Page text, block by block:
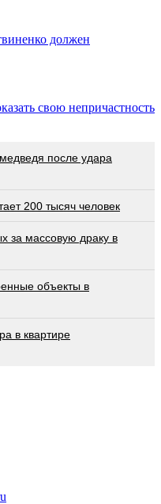
должен
свою непричастность
после удара
200 тысяч человек
за массовую драку в
объекты в
в квартире